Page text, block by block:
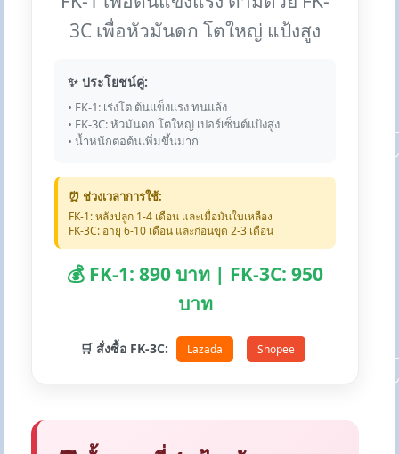
3C เพื่อหัวมันดก โตใหญ่ แป้งสูง
✨ ประโยชน์คู่:
• FK-1: เร่งโต ต้นแข็งแรง ทนแล้ง
• FK-3C: หัวมันดก โตใหญ่ เปอร์เซ็นต์แป้งสูง
• น้ำหนักต่อต้นเพิ่มขึ้นมาก
⏰ ช่วงเวลาการใช้:
FK-1: หลังปลูก 1-4 เดือน และเมื่อมันใบเหลือง
FK-3C: อายุ 6-10 เดือน และก่อนขุด 2-3 เดือน
💰 FK-1: 890 บาท | FK-3C: 950
บาท
🛒 สั่งซื้อ FK-3C: Lazada Shopee